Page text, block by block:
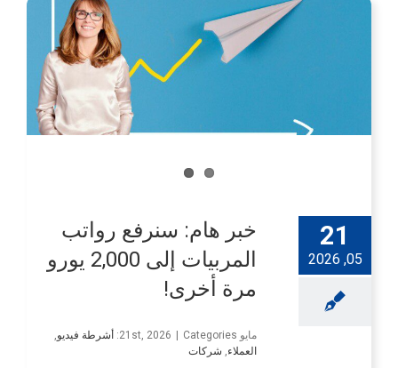
21
05, 2026
خبر هام: سنرفع رواتب
المربيات إلى 2,000 يورو
مرة أخرى!
مايو 21st, 2026 Categories: أشرطة فيديو,
العملاء, شركات